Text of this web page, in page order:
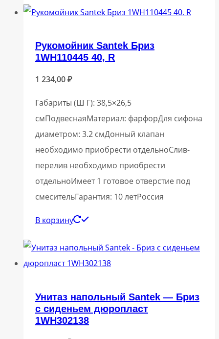
Рукомойник Santek Бриз
1WH110445 40, R
1 234,00₽
Габариты (Ш Г): 38,5×26,5
смПодвеснаяМатериал: фарфорДля сифона
диаметром: 3.2 смДонный клапан
необходимо приобрести отдельноСлив-
перелив необходимо приобрести
отдельноИмеет 1 готовое отверстие под
смесительГарантия: 10 летРоссия
В корзину
Унитаз напольный Santek — Бриз
с сиденьем дюропласт
1WH302138